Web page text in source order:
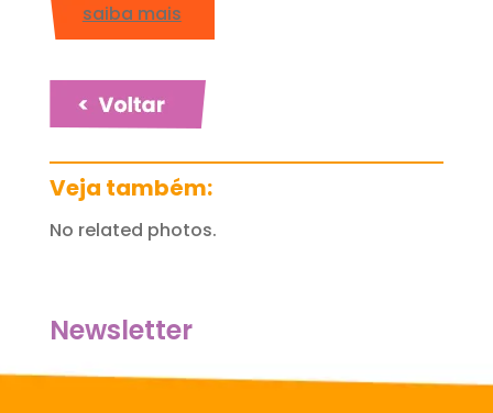
saiba mais
Veja também:
No related photos.
Newsletter